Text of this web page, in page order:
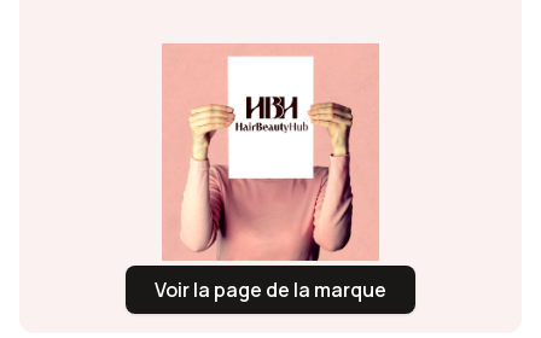
Voir la page de la marque